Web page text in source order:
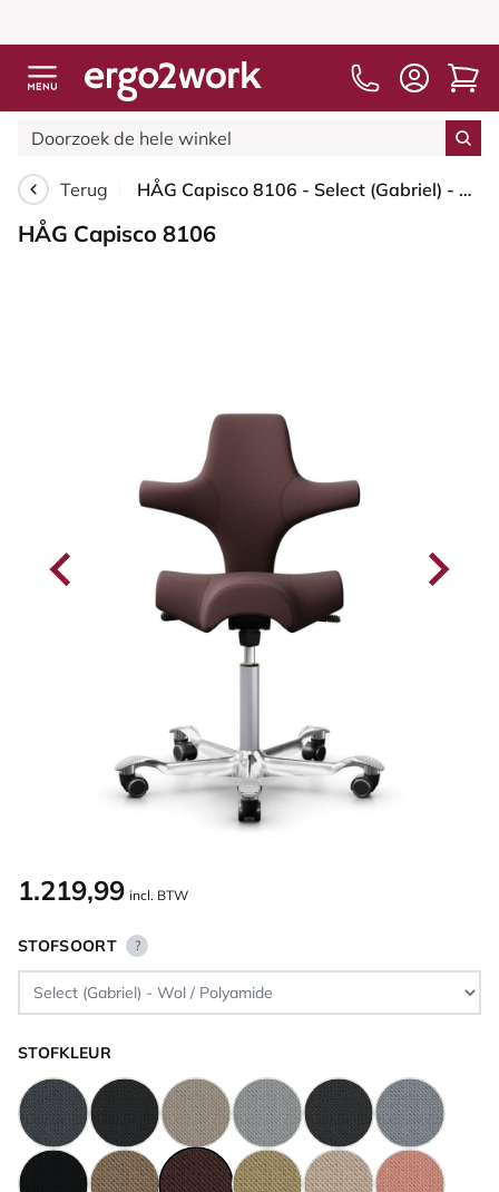
Terug HÅG Capisco 8106 - Select (Gabriel) - Wol / Polyamide - SC61186 - Chestnut - Zilver - 265 mm (Zithoogte 53-79cm) - Zachte wielen t.b.v. harde vloeren
HÅG Capisco 8106
1.219,99 incl. BTW
STOFSOORT ?
STOFKLEUR